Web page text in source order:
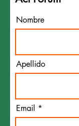
Nombre
Apellido
Email